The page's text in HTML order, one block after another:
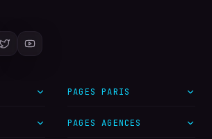
PAGES PARIS
PAGES AGENCES